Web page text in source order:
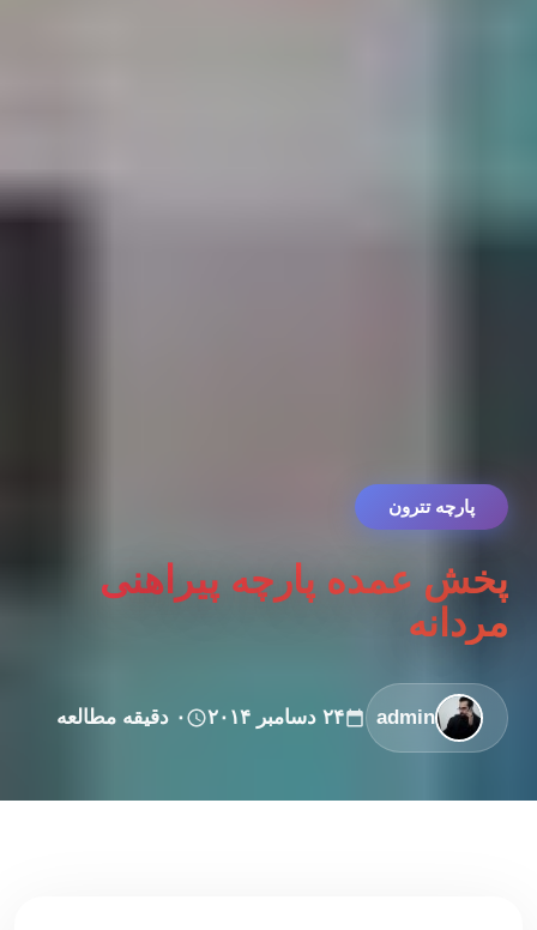
پارچه تترون
پخش عمده پارچه پیراهنی
مردانه
admin ۲۴ دسامبر ۲۰۱۴ ۰ دقیقه مطالعه